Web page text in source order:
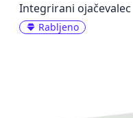
Integrirani ojačevalec
Rabljeno